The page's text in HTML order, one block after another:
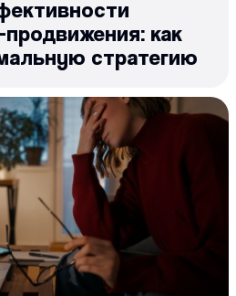
как
стратегию